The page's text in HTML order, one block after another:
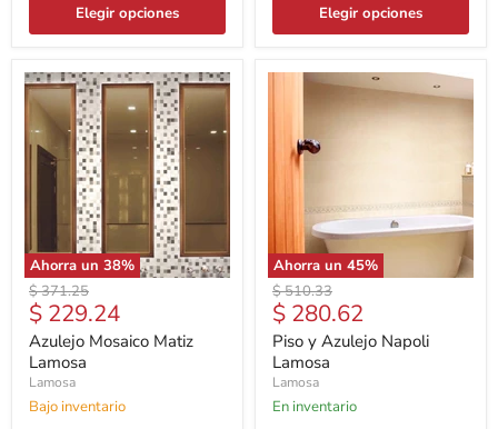
Elegir opciones Elegir opciones
Ahorra un 38%
Precio
original
$ 371.25
Precio
actual
$ 229.24
Azulejo Mosaico Matiz
Lamosa
Lamosa
Bajo inventario
Ahorra un 45%
Precio
original
$ 510.33
Precio
actual
$ 280.62
Piso y Azulejo Napoli
Lamosa
Lamosa
En inventario